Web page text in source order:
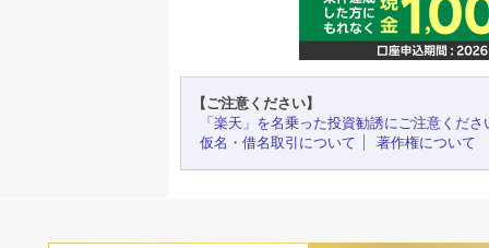
【ご注意ください】
「楽天」を名乗った投資勧誘にご注意くださ
仮名・借名取引について
著作権について